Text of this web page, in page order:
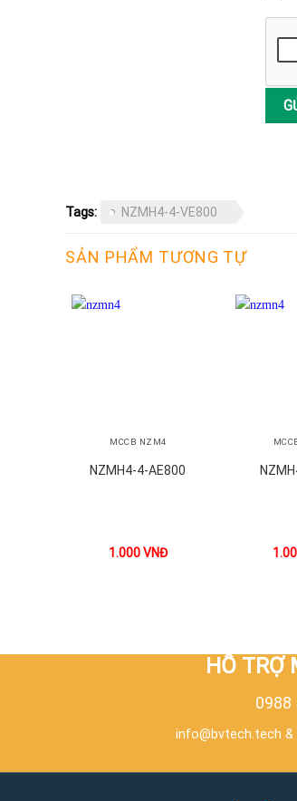
Tags: NZMH4-4-VE800
SẢN PHẨM TƯƠNG TỰ
MCCB NZM4
NZMH4-4-AE800
1.000VNĐ
HỖ TRỢ
0988
info@bvtech.tech &